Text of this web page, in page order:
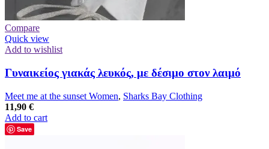
Compare
Quick view
Add to wishlist
Γυναικείος γιακάς λευκός, με δέσιμο στον λαιμό
Meet me at the sunset Women, Sharks Bay Clothing
11,90 €
Add to cart
Save